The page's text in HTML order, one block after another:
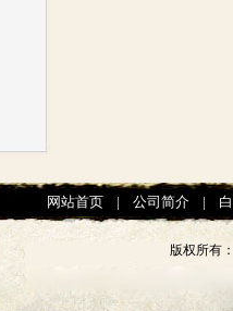
网站首页 |公司简介 |
版权所有